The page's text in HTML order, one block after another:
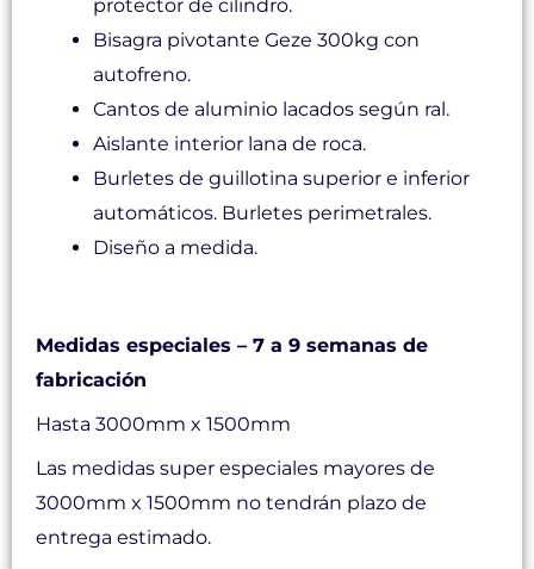
protector de cilindro.
Bisagra pivotante Geze 300kg con
autofreno.
Cantos de aluminio lacados según ral.
Aislante interior lana de roca.
Burletes de guillotina superior e inferior
automáticos. Burletes perimetrales.
Diseño a medida.
Medidas especiales – 7 a 9 semanas de
fabricación
Hasta 3000mm x 1500mm
Las medidas super especiales mayores de
3000mm x 1500mm no tendrán plazo de
entrega estimado.